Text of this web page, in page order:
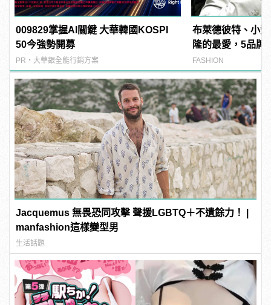
009829掌握AI關鍵 大華韓國KOSPI
50今強勢開募
PR・大華銀全能行銷方案
布萊德彼特、小
隆的最愛，5品牌
邊時尚感 ！
FASHION
Jacquemus 無畏恐同攻擊 聲援LGBTQ＋不遺餘力！ |
manfashion這樣變型男
生活話題